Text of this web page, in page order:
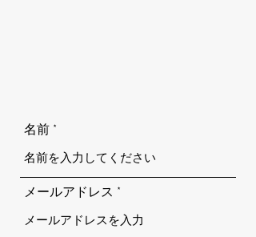
名前
メールアドレス